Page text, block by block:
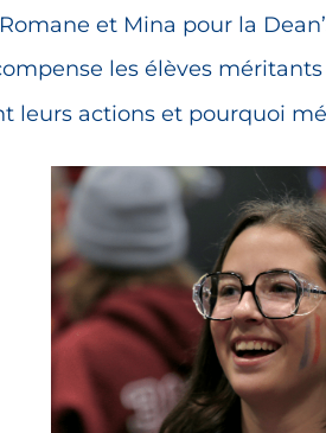
et Mina pour la
les élèves
leurs actions et pourquoi